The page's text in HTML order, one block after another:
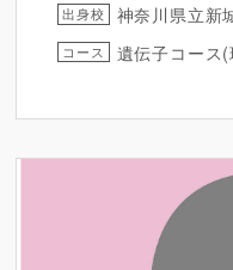
出身校 神奈川県立新
コース 遺伝子コース